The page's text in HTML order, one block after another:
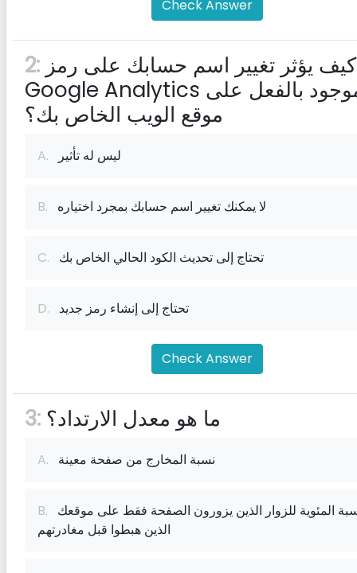
Check Answer
2:
Google Analytics الموجود بالفعل على
موقع الويب الخاص بك؟
A. ليس له تأثير
B. لا يمكنك تغيير اسم حسابك بمجرد اختياره
C. تحتاج إلى تحديث الكود الحالي الخاص بك
D. تحتاج إلى إنشاء رمز جديد
Check Answer
3: ما هو معدل الارتداد؟
A. نسبة المخارج من صفحة معينة
B.
الذين هبطوا قبل مغادرتهم